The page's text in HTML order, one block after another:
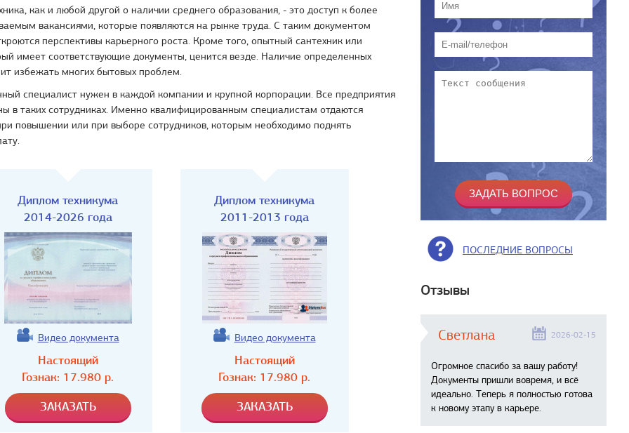
как и любой другой о наличии среднего образования, - это доступ к более
вакансиями, которые появляются на рынке труда. С таким документом
перспективы карьерного роста. Кроме того, опытный сантехник или
имеет соответствующие документы, ценится везде. Наличие определенных
избежать многих бытовых проблем.
специалист нужен в каждой компании и крупной корпорации. Все предприятия
в таких сотрудниках. Именно квалифицированным специалистам отдаются
повышении или при выборе сотрудников, которым необходимо поднять
Диплом техникума
2014-2026 года
Видео документа
Настоящий
Гознак: 17.980 р.
Диплом техникума
2011-2013 года
Видео документа
Настоящий
Гознак: 17.980 р.
ПОСЛЕДНИЕ ВОПРОСЫ
Отзывы
Светлана 2026-02-15
Огромное спасибо за вашу работу!
Документы пришли вовремя, и всё
идеально. Теперь я полностью готова
к новому этапу в карьере.